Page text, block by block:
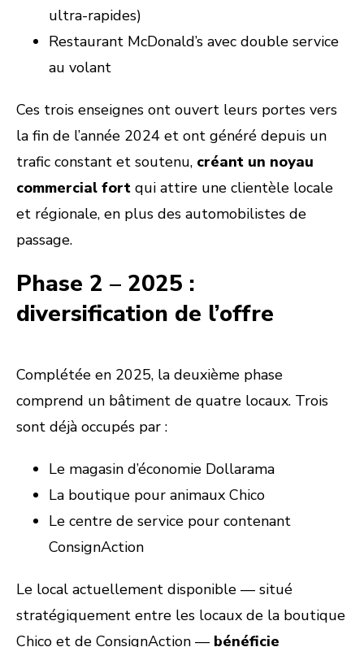
ultra-rapides)
Restaurant McDonald’s avec double service
au volant
Ces trois enseignes ont ouvert leurs portes vers
la fin de l’année 2024 et ont généré depuis un
trafic constant et soutenu, créant un noyau
commercial fort qui attire une clientèle locale
et régionale, en plus des automobilistes de
passage.
Phase 2 – 2025 :
diversification de l’offre
Complétée en 2025, la deuxième phase
comprend un bâtiment de quatre locaux. Trois
sont déjà occupés par :
Le magasin d’économie Dollarama
La boutique pour animaux Chico
Le centre de service pour contenant
ConsignAction
Le local actuellement disponible — situé
stratégiquement entre les locaux de la boutique
Chico et de ConsignAction — bénéficie